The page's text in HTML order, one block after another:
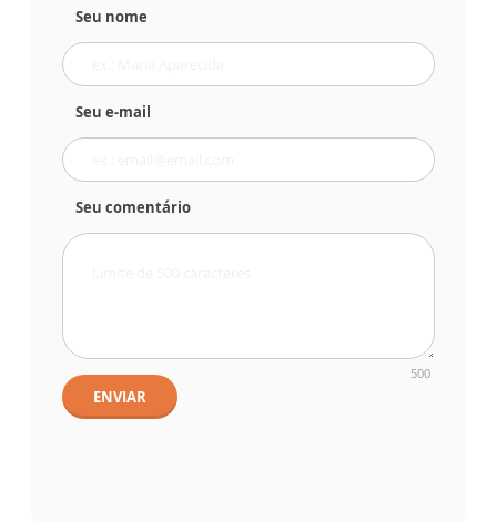
Seu nome
Seu e-mail
Seu comentário
500
ENVIAR